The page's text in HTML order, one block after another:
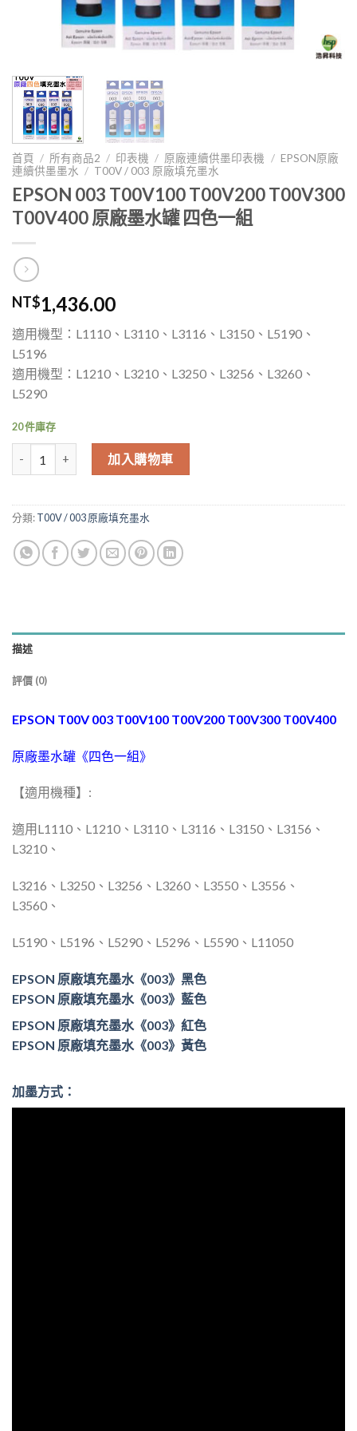
首頁 / 所有商品2 / 印表機 / 原廠連續供墨印表機 / EPSON原廠
連續供墨墨水
/ T00V / 003 原廠填充墨水
EPSON 003 T00V100 T00V200 T00V300
T00V400 原廠墨水罐 四色一組
NT$1,436.00
適用機型：L1110、L3110、L3116、L3150、L5190、
L5196
適用機型：L1210、L3210、L3250、L3256、L3260、
L5290
20 件庫存
EPSON 003 T00V100 T00V200 T00V300 T00V400 原廠墨水罐 四
加入購物車
分類:T00V / 003 原廠填充墨水
描述
評價 (0)
EPSON T00V 003 T00V100 T00V200 T00V300 T00V400
原廠墨水罐《四色一組》
【適用機種】:
適用L1110、L1210、L3110、L3116、L3150、L3156、
L3210、
L3216、L3250、L3256、L3260、L3550、L3556、
L3560、
L5190、L5196、L5290、L5296、L5590、L11050
EPSON 原廠填充墨水《003》黑色
EPSON 原廠填充墨水《003》藍色
EPSON 原廠填充墨水《003》紅色
EPSON 原廠填充墨水《003》黃色
加墨方式：